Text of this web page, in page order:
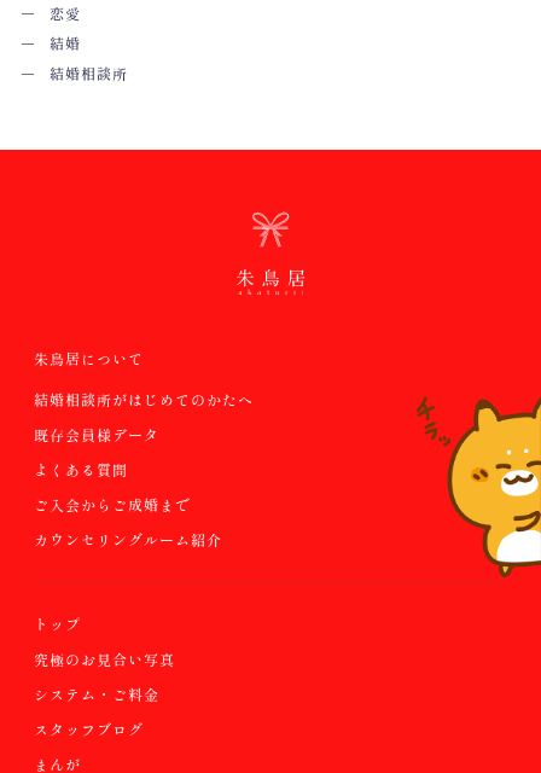
恋愛
結婚
結婚相談所
朱鳥居について
結婚相談所がはじめてのかたへ
既存会員様データ
よくある質問
ご入会からご成婚まで
カウンセリングルーム紹介
トップ
究極のお見合い写真
システム・ご料金
スタッフブログ
まんが